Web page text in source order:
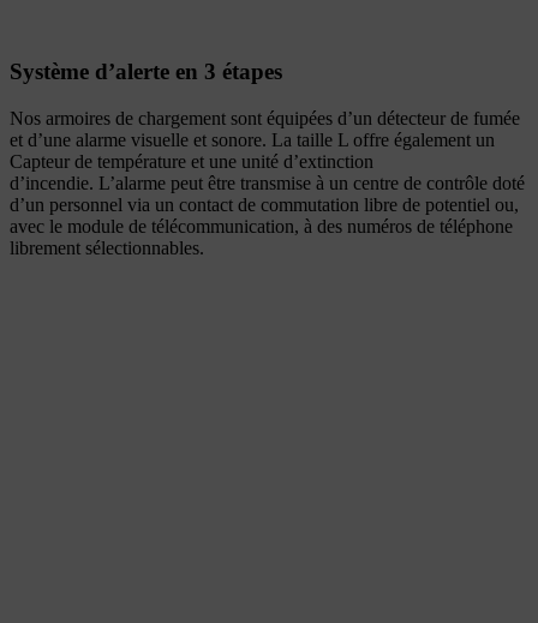
Système d’alerte en 3 étapes
Nos armoires de chargement sont équipées d’un détecteur de fumée
et d’une alarme visuelle et sonore. La taille L offre également un
Capteur de température et une unité d’extinction
d’incendie. L’alarme peut être transmise à un centre de contrôle doté
d’un personnel via un contact de commutation libre de potentiel ou,
avec le module de télécommunication, à des numéros de téléphone
librement sélectionnables.